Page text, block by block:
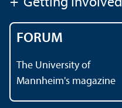
+ Getting Involved
FORUM
The University of
Mannheim's magazine